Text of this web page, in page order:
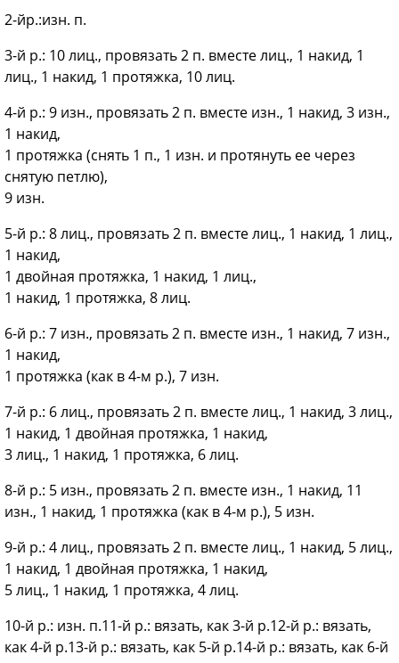
2-йр.:изн. п.
3-й р.: 10 лиц., провязать 2 п. вместе лиц., 1 накид, 1
лиц., 1 накид, 1 протяжка, 10 лиц.
4-й р.: 9 изн., провязать 2 п. вместе изн., 1 накид, 3 изн.,
1 накид,
1 протяжка (снять 1 п., 1 изн. и протянуть ее через
снятую петлю),
9 изн.
5-й р.: 8 лиц., провязать 2 п. вместе лиц., 1 накид, 1 лиц.,
1 накид,
1 двойная протяжка, 1 накид, 1 лиц.,
1 накид, 1 протяжка, 8 лиц.
6-й р.: 7 изн., провязать 2 п. вместе изн., 1 накид, 7 изн.,
1 накид,
1 протяжка (как в 4-м р.), 7 изн.
7-й р.: 6 лиц., провязать 2 п. вместе лиц., 1 накид, 3 лиц.,
1 накид, 1 двойная протяжка, 1 накид,
3 лиц., 1 накид, 1 протяжка, 6 лиц.
8-й р.: 5 изн., провязать 2 п. вместе изн., 1 накид, 11
изн., 1 накид, 1 протяжка (как в 4-м р.), 5 изн.
9-й р.: 4 лиц., провязать 2 п. вместе лиц., 1 накид, 5 лиц.,
1 накид, 1 двойная протяжка, 1 накид,
5 лиц., 1 накид, 1 протяжка, 4 лиц.
10-й р.: изн. п.11-й р.: вязать, как 3-й р.12-й р.: вязать,
как 4-й р.13-й р.: вязать, как 5-й р.14-й р.: вязать, как 6-й